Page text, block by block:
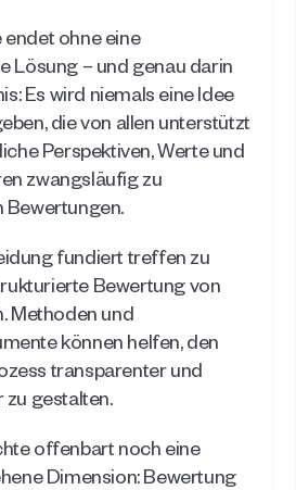
ohne eine
Lösung – und genau darin
Es wird niemals eine Idee
die von allen unterstützt
Perspektiven, Werte und
zwangsläufig zu
Bewertungen.
fundiert treffen zu
Bewertung von
Methoden und
können helfen, den
transparenter und
zu gestalten.
offenbart noch eine
Dimension: Bewertung